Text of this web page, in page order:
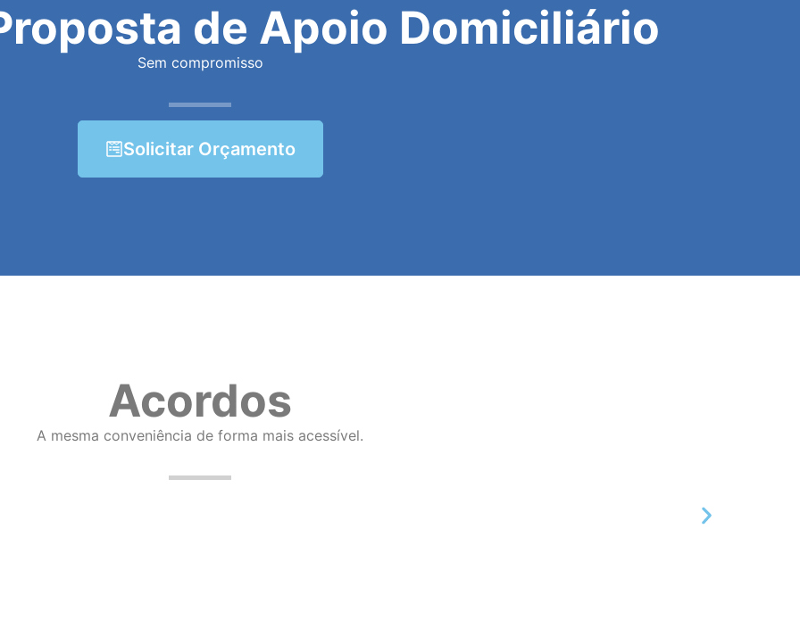
de Apoio Domiciliário
Sem compromisso
Solicitar Orçamento
Acordos
A mesma conveniência de forma mais acessível.